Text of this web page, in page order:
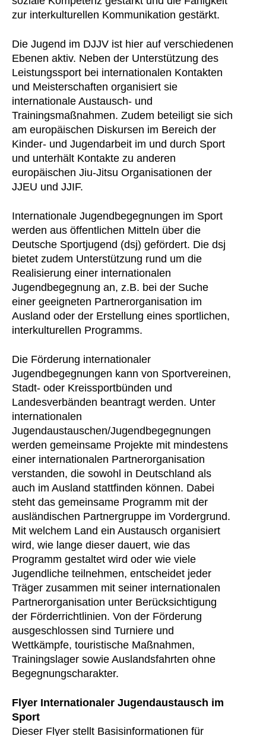
zur interkulturellen Kommunikation gestärkt.
Die Jugend im DJJV ist hier auf verschiedenen
Ebenen aktiv. Neben der Unterstützung des
Leistungssport bei internationalen Kontakten
und Meisterschaften organisiert sie
internationale Austausch- und
Trainingsmaßnahmen. Zudem beteiligt sie sich
am europäischen Diskursen im Bereich der
Kinder- und Jugendarbeit im und durch Sport
und unterhält Kontakte zu anderen
europäischen Jiu-Jitsu Organisationen der
JJEU und JJIF.
Internationale Jugendbegegnungen im Sport
werden aus öffentlichen Mitteln über die
Deutsche Sportjugend (dsj) gefördert. Die dsj
bietet zudem Unterstützung rund um die
Realisierung einer internationalen
Jugendbegegnung an, z.B. bei der Suche
einer geeigneten Partnerorganisation im
Ausland oder der Erstellung eines sportlichen,
interkulturellen Programms.
Die Förderung internationaler
Jugendbegegnungen kann von Sportvereinen,
Stadt- oder Kreissportbünden und
Landesverbänden beantragt werden. Unter
internationalen
Jugendaustauschen/Jugendbegegnungen
werden gemeinsame Projekte mit mindestens
einer internationalen Partnerorganisation
verstanden, die sowohl in Deutschland als
auch im Ausland stattfinden können. Dabei
steht das gemeinsame Programm mit der
ausländischen Partnergruppe im Vordergrund.
Mit welchem Land ein Austausch organisiert
wird, wie lange dieser dauert, wie das
Programm gestaltet wird oder wie viele
Jugendliche teilnehmen, entscheidet jeder
Träger zusammen mit seiner internationalen
Partnerorganisation unter Berücksichtigung
der Förderrichtlinien. Von der Förderung
ausgeschlossen sind Turniere und
Wettkämpfe, touristische Maßnahmen,
Trainingslager sowie Auslandsfahrten ohne
Begegnungscharakter.
Flyer Internationaler Jugendaustausch im
Sport
Dieser Flyer stellt Basisinformationen für